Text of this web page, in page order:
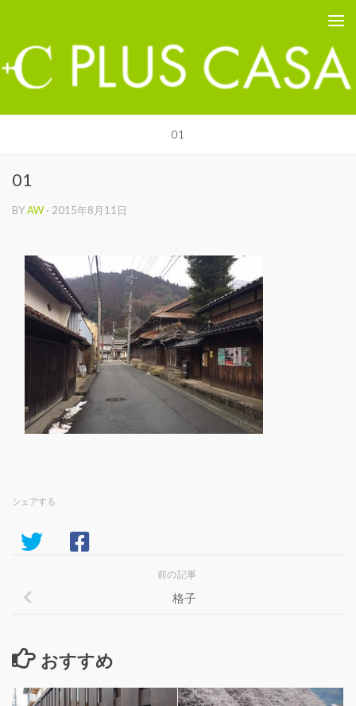
01
01
BYAW · 2015年8月11日
シェアする
前の記事
格子
おすすめ